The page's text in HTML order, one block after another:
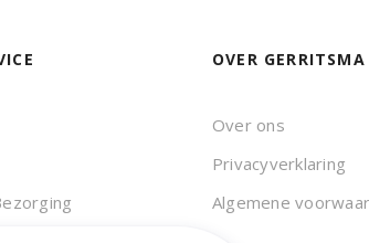
OVER
Over ons
Privacyverklaring
Algemene